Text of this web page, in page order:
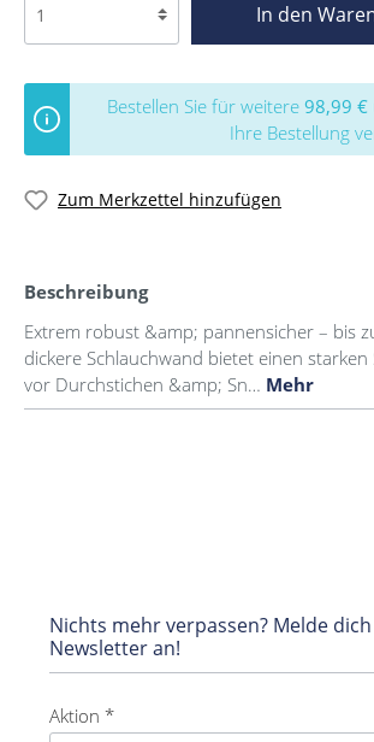
In den
Bestellen Sie für weitere 98,99 €
Ihre Bestellung
Zum Merkzettel hinzufügen
Beschreibung
Extrem robust &amp; pannensicher – bis
dickere Schlauchwand bietet einen starken
vor Durchstichen &amp; Sn… Mehr
Nichts mehr verpassen? Melde
Newsletter an!
Aktion *